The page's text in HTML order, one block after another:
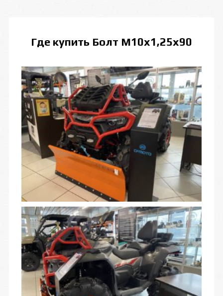
Где купить Болт М10х1,25х90